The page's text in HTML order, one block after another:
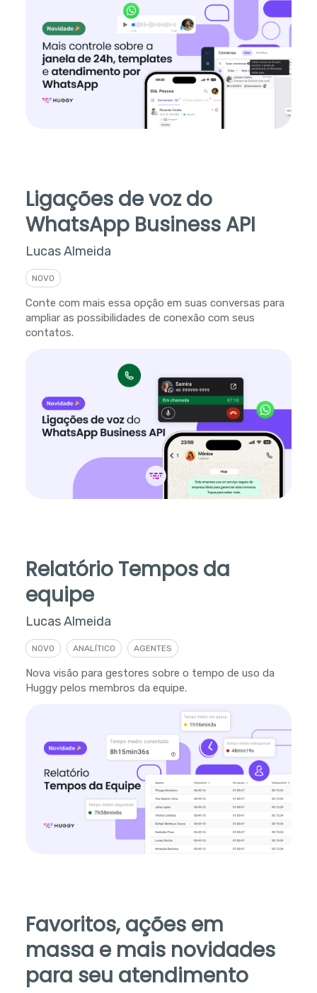
Ligações de voz do
WhatsApp Business API
Lucas Almeida
NOVO
Conte com mais essa opção em suas conversas para
ampliar as possibilidades de conexão com seus
contatos.
Relatório Tempos da
equipe
Lucas Almeida
NOVO ANALÍTICO AGENTES
Nova visão para gestores sobre o tempo de uso da
Huggy pelos membros da equipe.
Favoritos, ações em
massa e mais novidades
para seu atendimento